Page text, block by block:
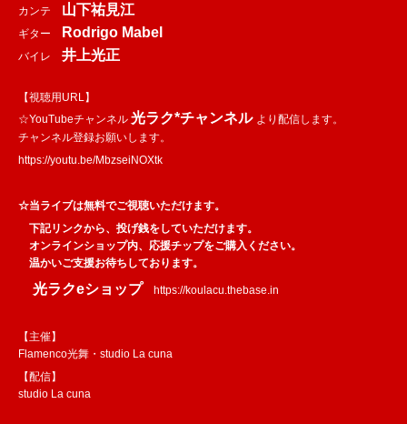
カンテ 山下祐見江
ギター Rodrigo Mabel
バイレ 井上光正
【視聴用URL】
☆YouTubeチャンネル 光ラク*チャンネル より配信します。
チャンネル登録お願いします。
https://youtu.be/MbzseiNOXtk
☆当ライブは無料でご視聴いただけます。
下記リンクから、投げ銭をしていただけます。
オンラインショップ内、応援チップをご購入ください。
温かいご支援お待ちしております。
光ラクeショップ https://koulacu.thebase.in
【主催】
Flamenco光舞・studio La cuna
【配信】
studio La cuna